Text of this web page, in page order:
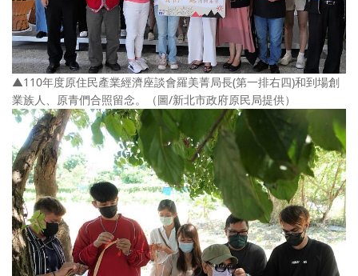
▲110年度原住民產業經濟座談會羅美菁局長(第一排右四)和到場創
業族人、原青們合照留念。（圖/新北市政府原民局提供）